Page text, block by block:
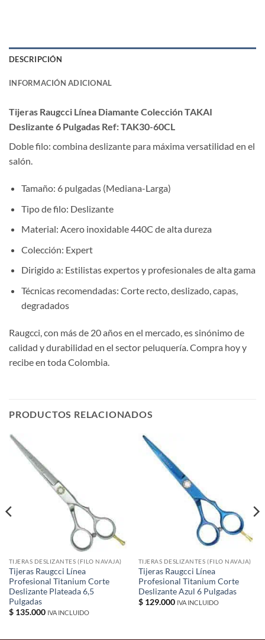
DESCRIPCIÓN
INFORMACIÓN ADICIONAL
Tijeras Raugcci Línea Diamante Colección TAKAI
Deslizante 6 Pulgadas Ref: TAK30-60CL
Doble filo: combina deslizante para máxima versatilidad en el
salón.
Tamaño: 6 pulgadas (Mediana-Larga)
Tipo de filo: Deslizante
Material: Acero inoxidable 440C de alta dureza
Colección: Expert
Dirigido a: Estilistas expertos y profesionales de alta gama
Técnicas recomendadas: Corte recto, deslizado, capas,
degradados
Raugcci, con más de 20 años en el mercado, es sinónimo de
calidad y durabilidad en el sector peluquería. Compra hoy y
recibe en toda Colombia.
PRODUCTOS RELACIONADOS
TIJERAS DESLIZANTES (FILO NAVAJA)
Tijeras Raugcci Línea
Profesional Titanium Corte
Deslizante Plateada 6,5
Pulgadas
$135.000 IVA INCLUIDO
TIJERAS DESLIZANTES (FILO NAVAJA)
Tijeras Raugcci Línea
Profesional Titanium Corte
Deslizante Azul 6 Pulgadas
$129.000 IVA INCLUIDO